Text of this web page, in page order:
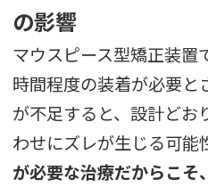
の影響
マウスピース型矯正装
時間程度の装着が必要と
が不足すると、設計どお
わせにズレが生じる可能
が必要な治療だからこそ